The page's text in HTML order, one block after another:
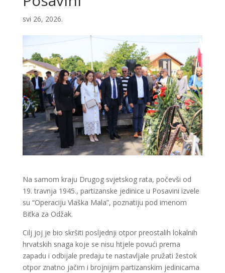
svi 26, 2026.
Na samom kraju Drugog svjetskog rata, počevši od
19. travnja 1945., partizanske jedinice u Posavini izvele
su “Operaciju Vlaška Mala”, poznatiju pod imenom
Bitka za Odžak.
Cilj joj je bio skršiti posljednji otpor preostalih lokalnih
hrvatskih snaga koje se nisu htjele povući prema
zapadu i odbijale predaju te nastavljale pružati žestok
otpor znatno jačim i brojnijim partizanskim jedinicama